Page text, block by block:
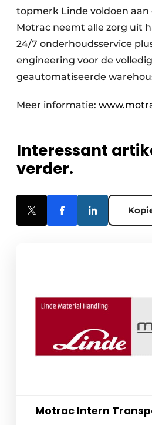
topmerk Linde voldoen aan
Motrac neemt alle zorg uit
24/7 onderhoudsservice
engineering voor de
geautomatiseerde
Meer informatie:
Interessant
verder.
Motrac Intern